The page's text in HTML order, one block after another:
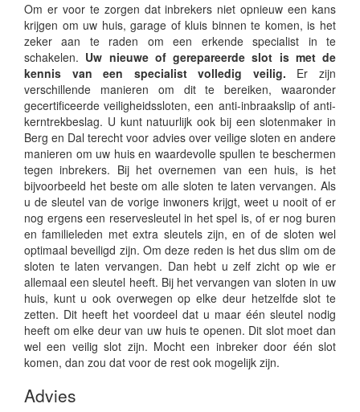
Om er voor te zorgen dat inbrekers niet opnieuw een kans
krijgen om uw huis, garage of kluis binnen te komen, is het
zeker aan te raden om een erkende specialist in te
schakelen. Uw nieuwe of gerepareerde slot is met de
kennis van een specialist volledig veilig. Er zijn
verschillende manieren om dit te bereiken, waaronder
gecertificeerde veiligheidssloten, een anti-inbraakslip of anti-
kerntrekbeslag. U kunt natuurlijk ook bij een slotenmaker in
Berg en Dal terecht voor advies over veilige sloten en andere
manieren om uw huis en waardevolle spullen te beschermen
tegen inbrekers. Bij het overnemen van een huis, is het
bijvoorbeeld het beste om alle sloten te laten vervangen. Als
u de sleutel van de vorige inwoners krijgt, weet u nooit of er
nog ergens een reservesleutel in het spel is, of er nog buren
en familieleden met extra sleutels zijn, en of de sloten wel
optimaal beveiligd zijn. Om deze reden is het dus slim om de
sloten te laten vervangen. Dan hebt u zelf zicht op wie er
allemaal een sleutel heeft. Bij het vervangen van sloten in uw
huis, kunt u ook overwegen op elke deur hetzelfde slot te
zetten. Dit heeft het voordeel dat u maar één sleutel nodig
heeft om elke deur van uw huis te openen. Dit slot moet dan
wel een veilig slot zijn. Mocht een inbreker door één slot
komen, dan zou dat voor de rest ook mogelijk zijn.
Advies